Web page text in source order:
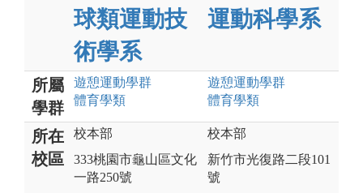
球類運動技
術學系
運動科學系
所屬
學群
遊憩運動學群
體育學類
遊憩運動學群
體育學類
所在
校區
校本部
333桃園市龜山區文化
一路250號
校本部
新竹市光復路二段101
號